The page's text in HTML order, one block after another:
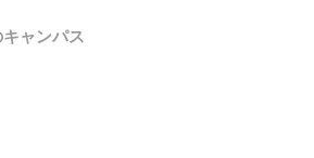
ャンパス